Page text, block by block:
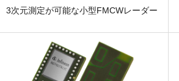
3次元測定が可能な小型FMCWレーダー